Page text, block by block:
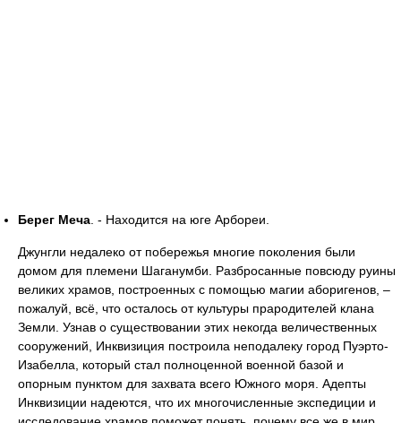
Берег Меча . - Находится на юге Арбореи.
Джунгли недалеко от побережья многие поколения были
домом для племени Шаганумби. Разбросанные повсюду руины
великих храмов, построенных с помощью магии аборигенов, –
пожалуй, всё, что осталось от культуры прародителей клана
Земли. Узнав о существовании этих некогда величественных
сооружений, Инквизиция построила неподалеку город Пуэрто-
Изабелла, который стал полноценной военной базой и
опорным пунктом для захвата всего Южного моря. Адепты
Инквизиции надеются, что их многочисленные экспедиции и